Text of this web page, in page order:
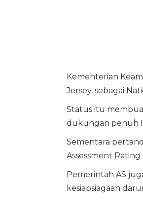
Kementerian
Jersey, sebagai
Status itu
dukungan penuh
Sementara
Assessment Rating
Pemerintah AS
kesiapsiagaan